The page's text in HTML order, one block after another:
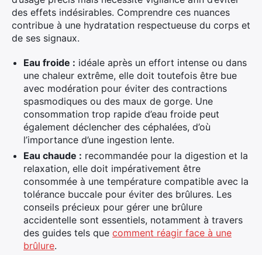
des effets indésirables. Comprendre ces nuances
contribue à une hydratation respectueuse du corps et
de ses signaux.
Eau froide : idéale après un effort intense ou dans
une chaleur extrême, elle doit toutefois être bue
avec modération pour éviter des contractions
spasmodiques ou des maux de gorge. Une
consommation trop rapide d’eau froide peut
également déclencher des céphalées, d’où
l’importance d’une ingestion lente.
Eau chaude : recommandée pour la digestion et la
relaxation, elle doit impérativement être
consommée à une température compatible avec la
tolérance buccale pour éviter des brûlures. Les
conseils précieux pour gérer une brûlure
accidentelle sont essentiels, notamment à travers
des guides tels que comment réagir face à une
brûlure.